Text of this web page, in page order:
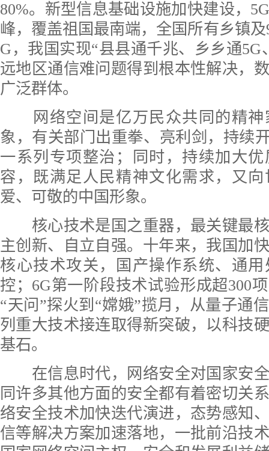
80%。新型信息基础设施加快建设，
峰，覆盖祖国最南端，全国所有乡镇
G，我国实现“县县通千兆、乡乡通5G
远地区通信难问题得到根本性解决，
广泛群体。
网络空间是亿万民众共同的精神
象，有关部门出重拳、亮利剑，持续
一系列专项整治；同时，持续加大
容，既满足人民精神文化需求，又
爱、可敬的中国形象。
核心技术是国之重器，最关键最核
主创新、自立自强。十年来，我国加
核心技术攻关，国产操作系统、通
控；6G第一阶段技术试验形成超300
“天问”探火到“嫦娥”揽月，从量子通
列重大技术接连取得新突破，以科技
基石。
在信息时代，网络安全对国家安全
同许多其他方面的安全都有着密切关
络安全技术加快迭代演进，态势感知
信等解决方案加速落地，一批前沿技